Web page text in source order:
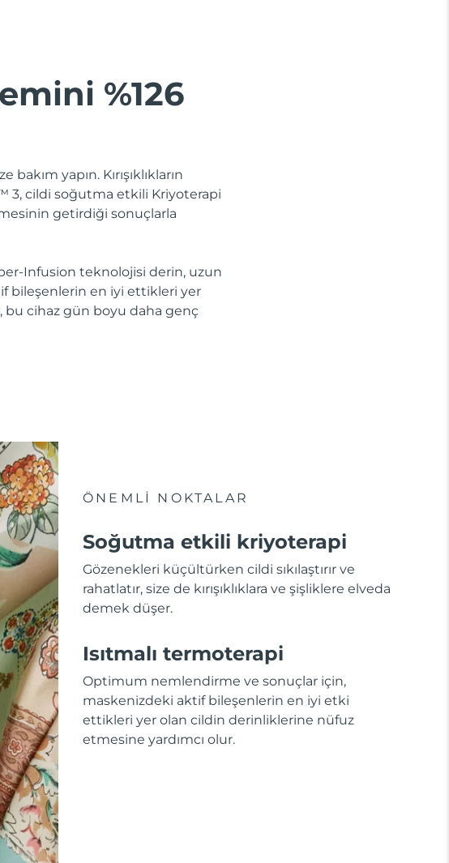
%126
yapın. Kırışıklıkların
3, cildi soğutma etkili Kriyoterapi
getirdiği sonuçlarla
Infusion teknolojisi derin, uzun
bileşenlerin en iyi ettikleri yer
bu cihaz gün boyu daha genç
ÖNEMLİ NOKTALAR
Soğutma etkili kriyoterapi
Gözenekleri küçültürken cildi sıkılaştırır ve
rahatlatır, size de kırışıklıklara ve şişliklere elveda
demek düşer.
Isıtmalı termoterapi
Optimum nemlendirme ve sonuçlar için,
maskenizdeki aktif bileşenlerin en iyi etki
ettikleri yer olan cildin derinliklerine nüfuz
etmesine yardımcı olur.